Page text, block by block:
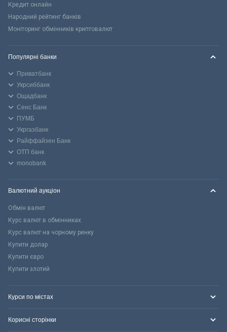
Кредит онлайн
Народний рейтинг банків
Моніторинг обмінників криптовалют
Популярні банки
Приватбанк
Укрсиббанк
Ощадбанк
Сенс Банк
ПУМБ
Укргазбанк
Райффайзен Банк
ОТП банк
monobank
Валютний аукціон
Обмін валют
Курс валют в обмінниках
Курс валют на чорному ринку
Купити долар
Купити євро
Купити злотий
Курси по містах
Корисні сторінки